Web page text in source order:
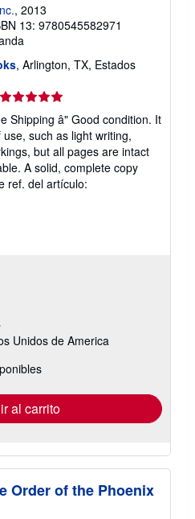
, 2013
13: 9780545582971
, Arlington, TX, Estados
Calificación
delShipping â" Good condition. It
such as light writing,
but all pages are intact
A solid, complete copy
ref. del artículo:
tarifas
Unidos de America
al carrito
Order of the Phoenix